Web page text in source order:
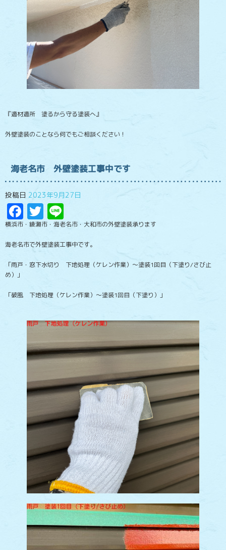
『適材適所 塗るから守る塗装へ』
外壁塗装のことなら何でもご相談ください！
海老名市 外壁塗装工事中です
投稿日 2023年9月27日
Facebook
Twitter
横浜市・綾瀬市・海老名市・大和市の外壁塗装承ります
海老名市で外壁塗装工事中です。
「雨戸・窓下水切り 下地処理（ケレン作業）～塗装1回目（下塗り/さび止
め）」
「破風 下地処理（ケレン作業）～塗装1回目（下塗り）」